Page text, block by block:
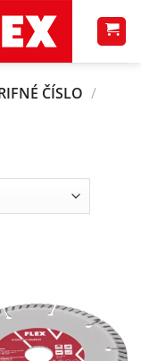
ČÍSLO /